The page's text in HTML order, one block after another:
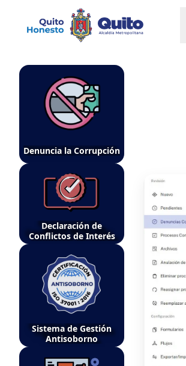
Denuncia la Corrupción
Declaración de
Conflictos de Interés
Sistema de Gestión
Antisoborno